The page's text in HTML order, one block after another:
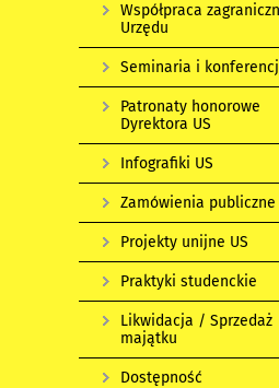
Współpraca
Urzędu
Seminaria i
Patronaty honorowe
Dyrektora US
Infografiki US
Zamówienia publiczne
Projekty unijne US
Praktyki studenckie
Likwidacja / Sprzedaż
majątku
Dostępność